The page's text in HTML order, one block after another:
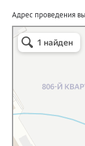
Адрес проведения